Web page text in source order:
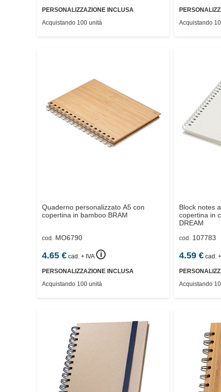
PERSONALIZZAZIONE INCLUSA
Acquistando 100 unità
Acquistando
Quaderno personalizzato A5 con
copertina in bamboo BRAM
cod. MO6790
4.65 € cad. + IVA 🛈
PERSONALIZZAZIONE INCLUSA
Acquistando 100 unità
Block notes
copertina in
DREAM
cod. 107783
4.59€ cad.
Acquistando